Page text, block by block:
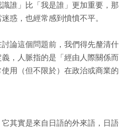
誰」比「我是誰」更加重要，那
惑，也經常感到憤憤不平。
討論這個問題前，我們得先釐清什
，人脈指的是「經由人際關係而
用（但不限於）在政治或商業的
它其實是來自日語的外來語，日語